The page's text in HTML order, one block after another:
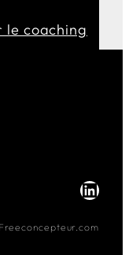
le coaching
LinkedIn